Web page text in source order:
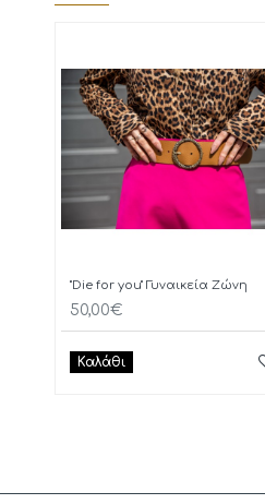
"Die for you" Γυναικεία Ζώνη
50,00€
Καλάθι